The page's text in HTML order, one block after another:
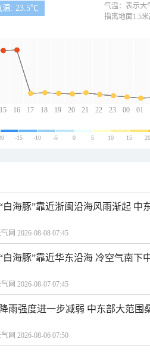
温: 23.5℃
15 16 17 18 19 20 21 22 23 00 01
气温：表示大
指离地面1.5
-15 -10 -5 0 5 10 15 20
白海豚”靠近浙闽沿海风雨渐起 中
网 2026-08-08 07:45
白海豚”靠近华东沿海 冷空气南下
网 2026-08-07 07:45
雨强度进一步减弱 中东部大范围
网 2026-08-06 07:50